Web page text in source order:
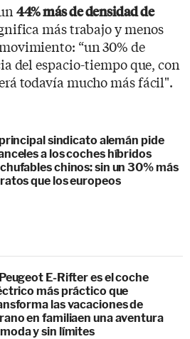
44% más de densidad de
más trabajo y menos
“un 30% de
del espacio-tiempo que, con
todavía mucho más fácil".
sindicato alemán pide
a los coches híbridos
chinos: sin un 30% más
que los europeos
E-Rifter es el coche
más práctico que
las vacaciones de
en familiaen una aventura
y sin límites